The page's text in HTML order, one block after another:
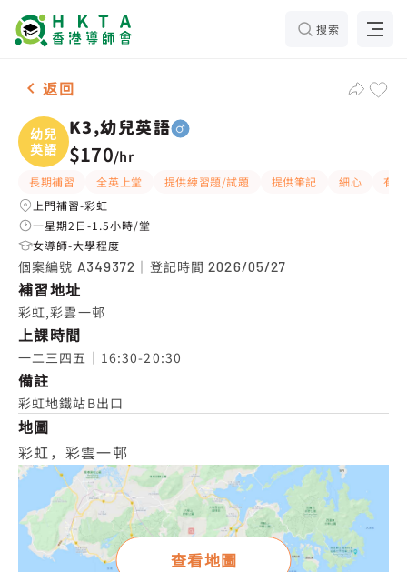
搜索
男-1名 K3,幼兒英語，彩虹 補習推介
返回
幼兒
英語
K3,幼兒英語
$170/hr
長期補習 全英上堂 提供練習題/試題 提供筆記 細心
有
上門補習-彩虹
一星期2日-1.5小時/堂
女導師-大學程度
個案編號 A349372 ｜登記時間2026/05/27
補習地址
彩虹,彩雲一邨
上課時間
一二三四五｜16:30-20:30
備註
彩虹地鐵站B出口
地圖
彩虹，彩雲一邨
查看地圖